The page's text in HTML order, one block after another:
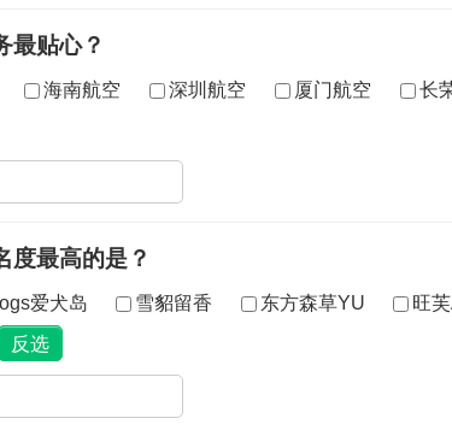
最贴心？
海南航空 深圳航空 厦门航空 长
度最高的是？
爱犬岛 雪貂留香 东方森草YU 旺